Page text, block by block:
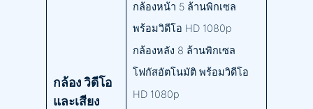
กล้อง วิดีโอ
และเสียง
กล้องหน้า 5 ล้านพิกเซล
พร้อมวิดีโอ HD 1080p
กล้องหลัง 8 ล้านพิกเซล
โฟกัสอัตโนมัติ พร้อมวิดีโอ
HD 1080p